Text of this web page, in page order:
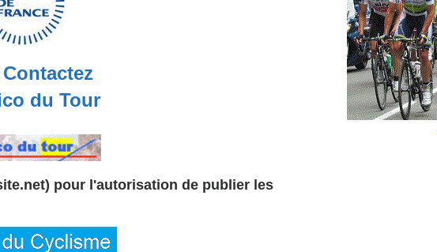
du Tour
pour l'autorisation de publier les